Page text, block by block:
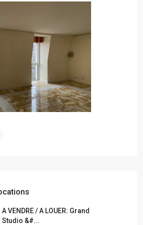
A VENDRE / A LOUER: Grand
Studio &#...